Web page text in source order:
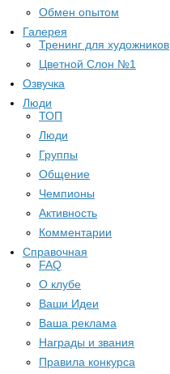
Обмен опытом
Галерея
Тренинг для художников
Цветной Слон №1
Озвучка
Люди
ТОП
Люди
Группы
Общение
Чемпионы
Активность
Комментарии
Справочная
FAQ
О клубе
Ваши Идеи
Ваша реклама
Награды и звания
Правила конкурса